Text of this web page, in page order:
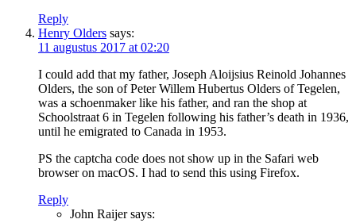
Reply
Henry Olders says:
11 augustus 2017 at 02:20
I could add that my father, Joseph Aloijsius Reinold Johannes
Olders, the son of Peter Willem Hubertus Olders of Tegelen,
was a schoenmaker like his father, and ran the shop at
Schoolstraat 6 in Tegelen following his father’s death in 1936,
until he emigrated to Canada in 1953.
PS the captcha code does not show up in the Safari web
browser on macOS. I had to send this using Firefox.
Reply
John Raijer says: